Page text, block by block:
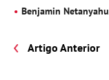
Benjamin Netanyahu
Artigo Anterior